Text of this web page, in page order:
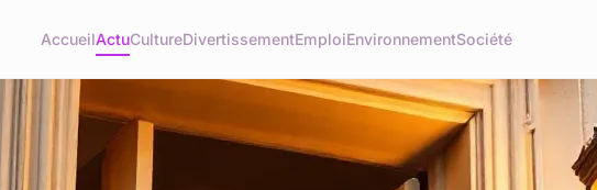
AccueilActuCultureDivertissementEmploiEnvironnementSociété